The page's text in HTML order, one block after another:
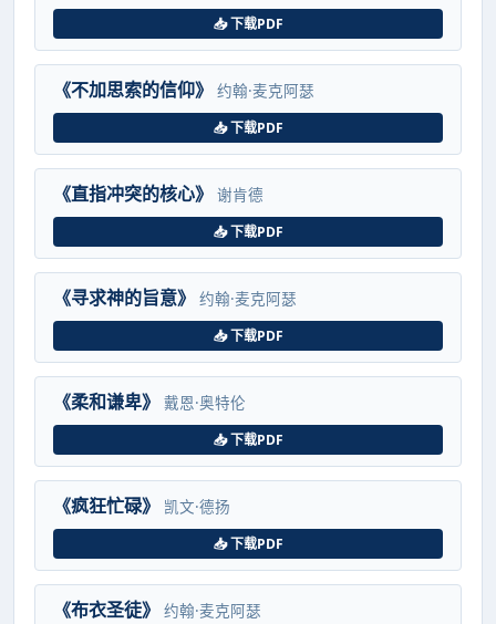
📥 下载PDF
《不加思索的信仰》 约翰·麦克阿瑟
📥 下载PDF
《直指冲突的核心》 谢肯德
📥 下载PDF
《寻求神的旨意》 约翰·麦克阿瑟
📥 下载PDF
《柔和谦卑》 戴恩·奥特伦
📥 下载PDF
《疯狂忙碌》 凯文·德扬
📥 下载PDF
《布衣圣徒》 约翰·麦克阿瑟